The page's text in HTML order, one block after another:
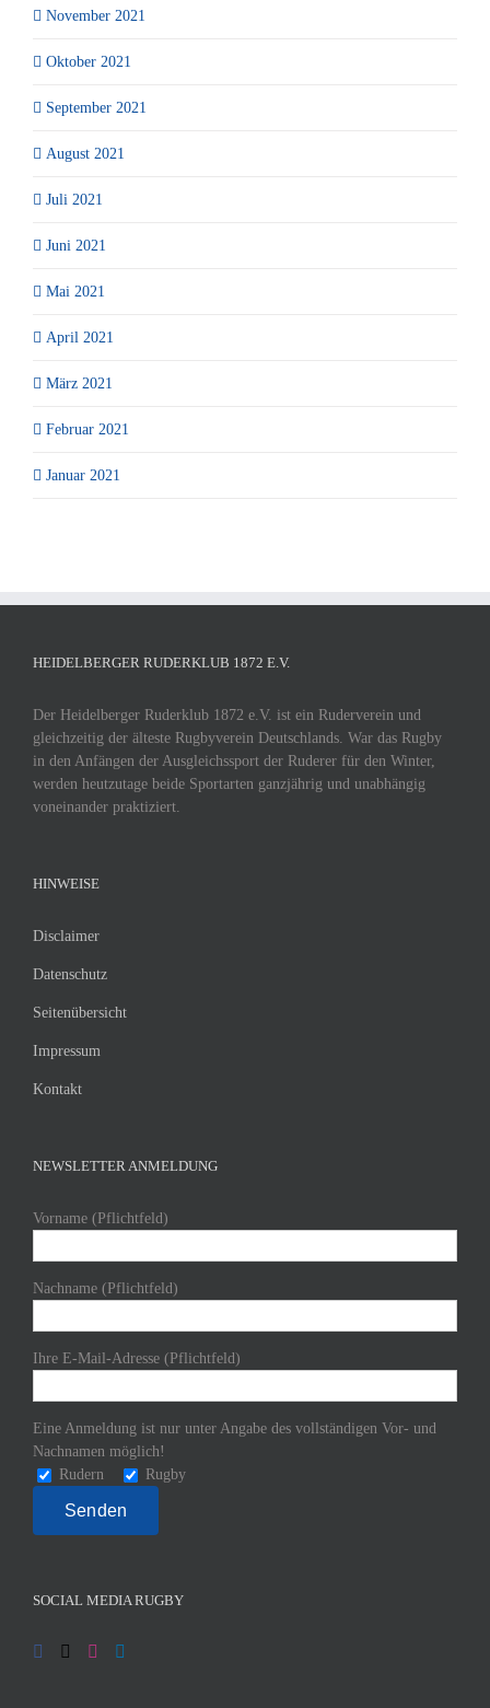
November 2021
Oktober 2021
September 2021
August 2021
Juli 2021
Juni 2021
Mai 2021
April 2021
März 2021
Februar 2021
Januar 2021
HEIDELBERGER RUDERKLUB 1872 E.V.
Der Heidelberger Ruderklub 1872 e.V. ist ein Ruderverein und
gleichzeitig der älteste Rugbyverein Deutschlands. War das Rugby
in den Anfängen der Ausgleichssport der Ruderer für den Winter,
werden heutzutage beide Sportarten ganzjährig und unabhängig
voneinander praktiziert.
HINWEISE
Disclaimer
Datenschutz
Seitenübersicht
Impressum
Kontakt
NEWSLETTER ANMELDUNG
Vorname (Pflichtfeld)
Nachname (Pflichtfeld)
Ihre E-Mail-Adresse (Pflichtfeld)
Eine Anmeldung ist nur unter Angabe des vollständigen Vor- und
Nachnamen möglich!
Rudern
Rugby
SOCIAL MEDIA RUGBY